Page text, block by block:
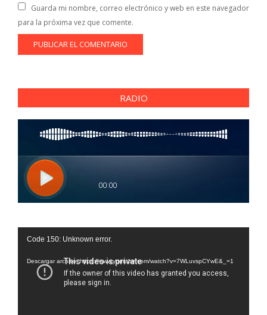
Guarda mi nombre, correo electrónico y web en este navegador
para la próxima vez que comente.
RADIO
Reproductor
vídeo
Code 150: Unknown error.
Descargar archivo: https://www.youtube.com/watch?v=7WLuvspCYwE&_=1